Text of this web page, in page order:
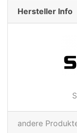
Hersteller Info
andere